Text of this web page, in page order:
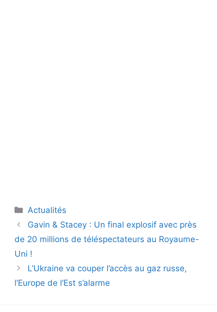
Catégories
Actualités
Gavin & Stacey : Un final explosif avec près
de 20 millions de téléspectateurs au Royaume-
Uni !
L’Ukraine va couper l’accès au gaz russe,
l’Europe de l’Est s’alarme